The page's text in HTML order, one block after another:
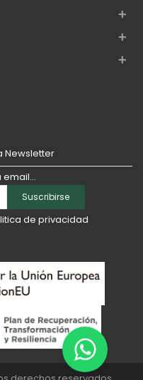
+
+
+
Newsletter
email...
Suscribirse
de privacidad